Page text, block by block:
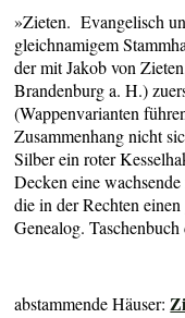
»Zieten. Evangelisch
gleichnamigem
der mit Jakob von
Brandenburg a. H.)
(Wappenvarianten
Zusammenhang nicht
Silber ein roter
Decken eine
die in der Rechten
Genealog.
abstammende Häuser: